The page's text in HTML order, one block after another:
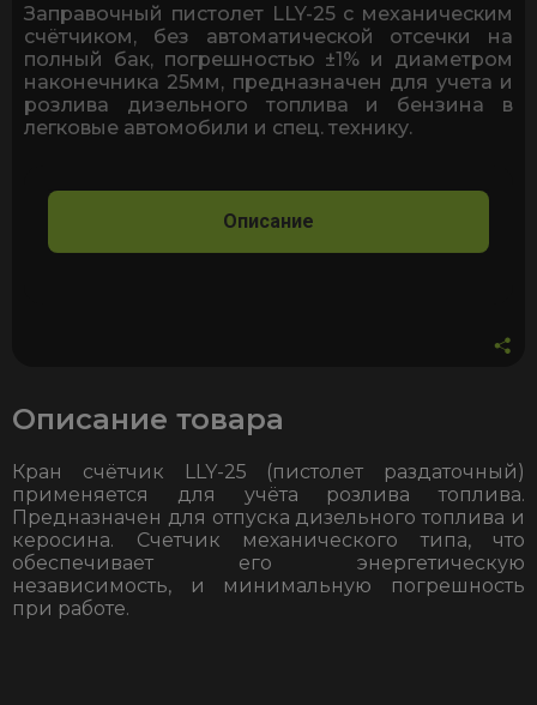
дизельного
топлива
и
бензина
LLY-
25,
ручным
Заправочный пистолет LLY-25 с механическим
счётчиком, без автоматической отсечки на
полный бак, погрешностью ±1% и диаметром
наконечника 25мм, предназначен для учета и
розлива дизельного топлива и бензина в
легковые автомобили и спец. технику.
Описание
Описание товара
Кран счётчик LLY-25 (пистолет раздаточный)
применяется для учёта розлива топлива.
Предназначен для отпуска дизельного топлива и
керосина. Счетчик механического типа, что
обеспечивает его энергетическую
независимость, и минимальную погрешность
при работе.